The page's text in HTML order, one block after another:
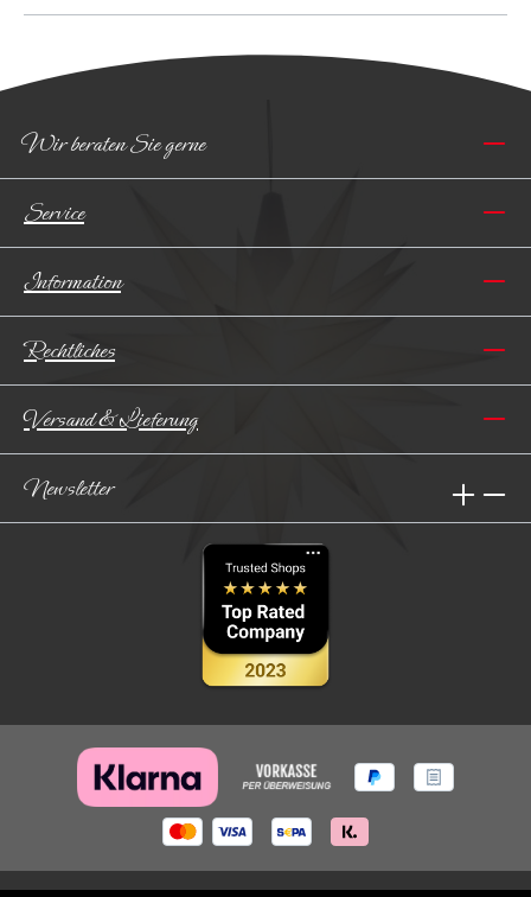
Wir beraten Sie gerne
Service
Information
Rechtliches
Versand & Lieferung
Newsletter